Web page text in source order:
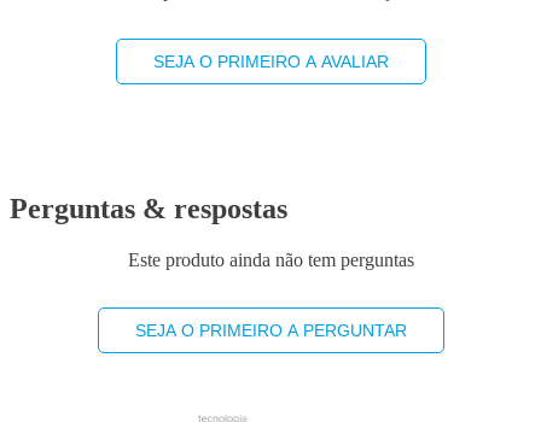
SEJA O PRIMEIRO A AVALIAR
Perguntas & respostas
Este produto ainda não tem perguntas
SEJA O PRIMEIRO A PERGUNTAR